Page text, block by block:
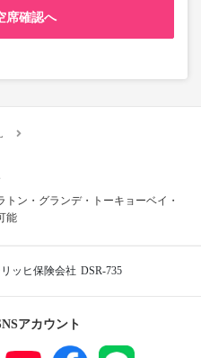
席確認へ
トン・グランデ・トーキョーベイ・
能
ッヒ保険会社 DSR-735
アカウント